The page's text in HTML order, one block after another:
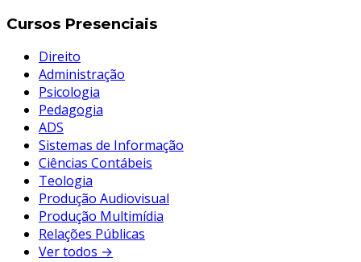
Cursos Presenciais
Direito
Administração
Psicologia
Pedagogia
ADS
Sistemas de Informação
Ciências Contábeis
Teologia
Produção Audiovisual
Produção Multimídia
Relações Públicas
Ver todos →